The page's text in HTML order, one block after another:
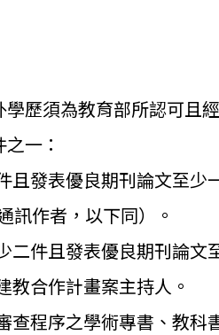
學歷須為教育部所認可且
一：
且發表優良期刊論文至少
訊作者，以下同）。
二件且發表優良期刊論文
教合作計畫案主持人 。
查程序之學術專書、教科